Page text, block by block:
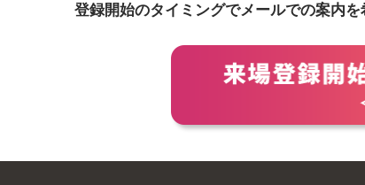
登録開始のタイミングでメールでの案内